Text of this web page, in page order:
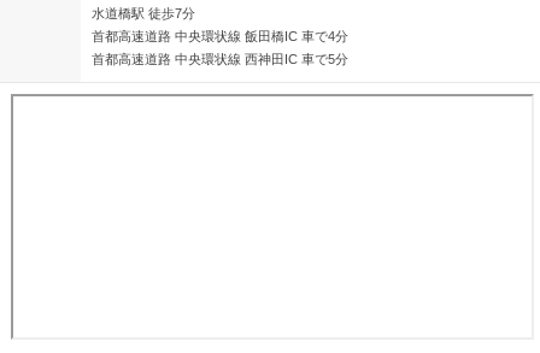
水道橋駅 徒歩7分
首都高速道路 中央環状線 飯田橋IC 車で4分
首都高速道路 中央環状線 西神田IC 車で5分